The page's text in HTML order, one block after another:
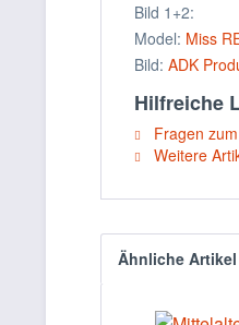
Bild 1+2:
Model: Miss
Bild: ADK
Hilfreiche
Fragen
Weitere
Ähnliche Artikel